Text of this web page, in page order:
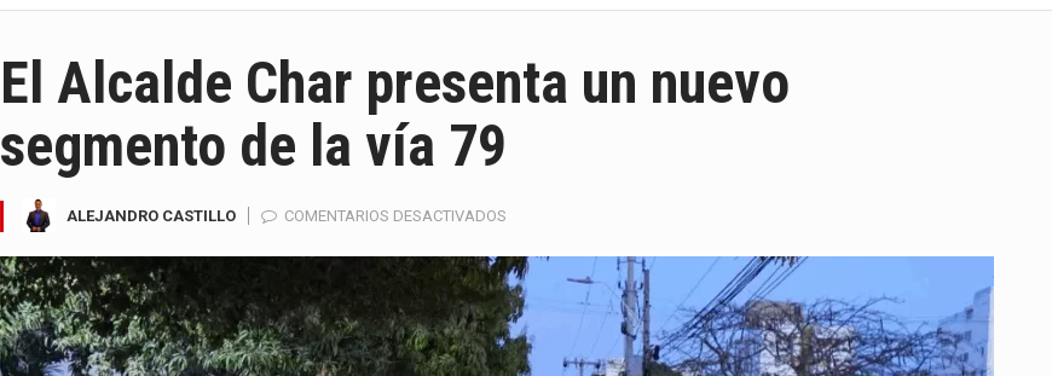
El Alcalde Char presenta un nuevo
segmento de la vía 79
ALEJANDRO CASTILLO COMENTARIOS DESACTIVADOS
ALCALDE
CHAR
PRESENTA
UN
NUEVO